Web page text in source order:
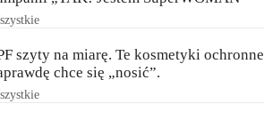
szyty na miarę. Te kosmetyki ochronne
chce się „nosić”.